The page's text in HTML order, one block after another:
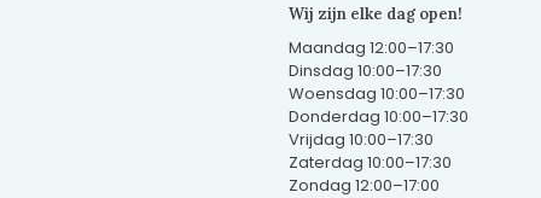
Wij zijn elke dag open!
Maandag 12:00–17:30
Dinsdag 10:00–17:30
Woensdag 10:00–17:30
Donderdag 10:00–17:30
Vrijdag 10:00–17:30
Zaterdag 10:00–17:30
Zondag 12:00–17:00